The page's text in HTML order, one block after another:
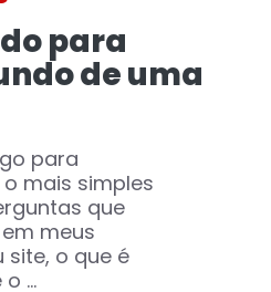
para
de uma
para
mais simples
que
meus
site, o que é
...